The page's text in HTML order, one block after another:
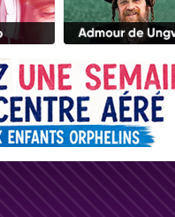
viennent de nous rejoindre sur
places pour étudier en groupe
donner son Maasser
viennent de nous rejoindre sur
viennent de nous rejoindre sur
de donner son Maasser
viennent de faire un don
viennent de nous rejoindre sur